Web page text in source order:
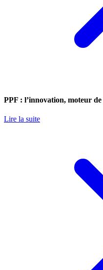
PPF : l’innovation, moteur
Lire la suite